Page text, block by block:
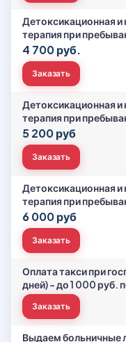
Детоксикационная
терапия при
4 700 руб.
Заказать
Детоксикационная
терапия при
5 200 руб
Заказать
Детоксикационная
терапия при
6 000 руб
Заказать
Оплата такси при
дней) – до 1 000 руб.
Заказать
Выдаем больничные